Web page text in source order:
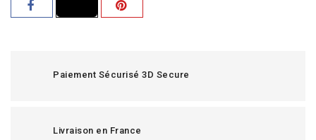
Paiement Sécurisé 3D Secure
Livraison en France